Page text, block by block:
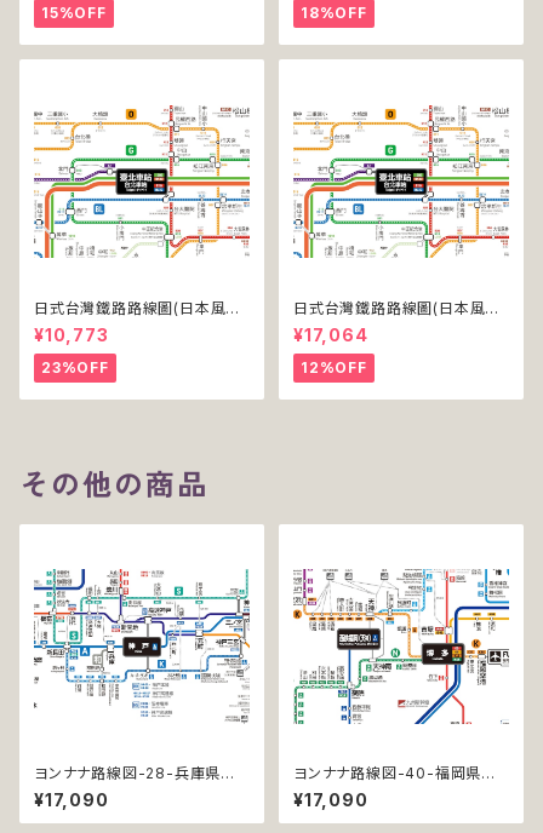
15%OFF 18%OFF
日式台灣鐵路路線圖(日本風台
湾鉄道路線図)(デジタル版／PR
O)
¥10,773
23%OFF
日式台灣鐵路路線圖(日本風台
湾鉄道路線図)(デジタル版／PR
O-NC)
¥17,064
12%OFF
その他の商品
ヨンナナ路線図-28-兵庫県の
鉄道 (Hyogo / デジタル / PR
O-NC)
¥17,090
ヨンナナ路線図-40-福岡県の
鉄道 (Fukuoka / デジタル / P
RO-NC)
¥17,090